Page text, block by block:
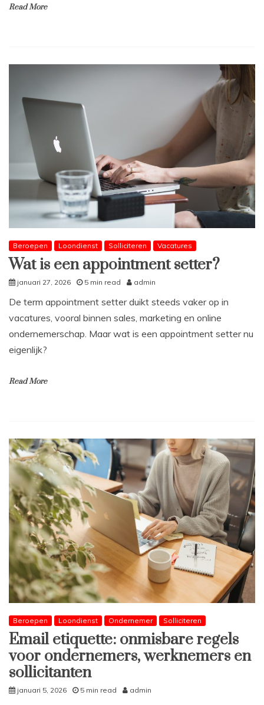
Read More
Beroepen Loondienst Solliciteren Vacatures
Wat is een appointment setter?
januari 27, 2026 5 min read admin
De term appointment setter duikt steeds vaker op in
vacatures, vooral binnen sales, marketing en online
ondernemerschap. Maar wat is een appointment setter nu
eigenlijk?
Read More
Beroepen Loondienst Ondernemer Solliciteren
Email etiquette: onmisbare regels
voor ondernemers, werknemers en
sollicitanten
januari 5, 2026 5 min read admin